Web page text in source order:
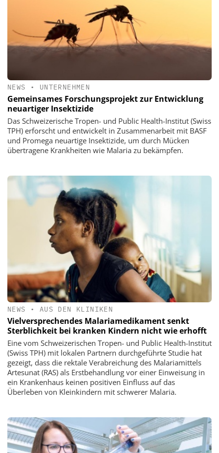
NEWS • UNTERNEHMEN
Gemeinsames Forschungsprojekt zur Entwicklung
neuartiger Insektizide
Das Schweizerische Tropen- und Public Health-Institut (Swiss
TPH) erforscht und entwickelt in Zusammenarbeit mit BASF
und Promega neuartige Insektizide, um durch Mücken
übertragene Krankheiten wie Malaria zu bekämpfen.
NEWS • AUS DEN KLINIKEN
Vielversprechendes Malariamedikament senkt
Sterblichkeit bei kranken Kindern nicht wie erhofft
Eine vom Schweizerischen Tropen- und Public Health-Institut
(Swiss TPH) mit lokalen Partnern durchgeführte Studie hat
gezeigt, dass die rektale Verabreichung des Malariamittels
Artesunat (RAS) als Erstbehandlung vor einer Einweisung in
ein Krankenhaus keinen positiven Einfluss auf das
Überleben von Kleinkindern mit schwerer Malaria.